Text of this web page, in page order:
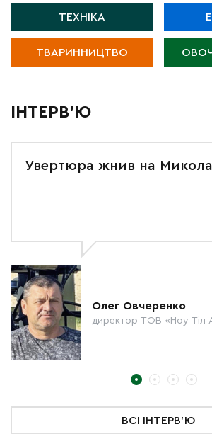
ТЕХНІКА
ТВАРИННИЦТВО
ІНТЕРВ'Ю
Увертюра жнив на
Олег Овчеренко
директор ТОВ «Ноу Тіл
ВСІ ІНТЕРВ'Ю